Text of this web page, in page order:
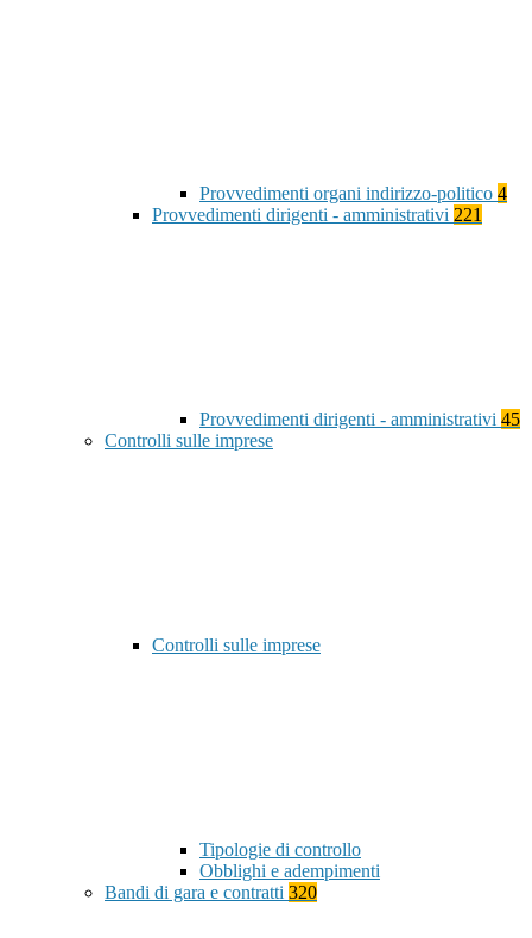
Provvedimenti organi indirizzo-politico 4
Provvedimenti dirigenti - amministrativi 221
Provvedimenti dirigenti - amministrativi 45
Controlli sulle imprese
Controlli sulle imprese
Tipologie di controllo
Obblighi e adempimenti
Bandi di gara e contratti 320